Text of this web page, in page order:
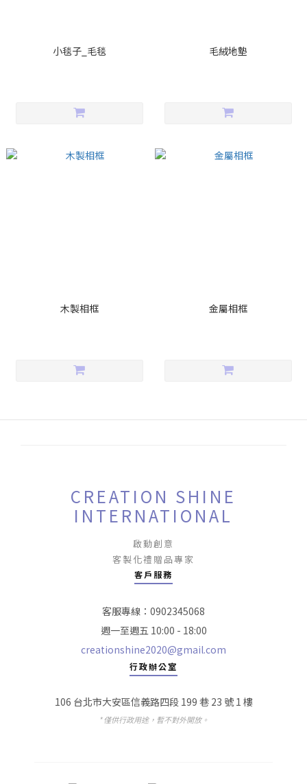
小毯子_毛毯 毛絨地墊
木製相框 金屬相框
CREATION SHINE
INTERNATIONAL
啟動創意
客製化禮贈品專家
客戶服務
客服專線：0902345068
週一至週五 10:00 - 18:00
creationshine2020@gmail.com
行政辦公室
106 台北市大安區信義路四段 199 巷 23 號 1 樓
* 僅供行政用途，暫不對外開放。